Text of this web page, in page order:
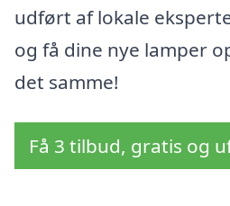
udført af lokale
og få dine nye lamper
det samme!
Få 3 tilbud, gratis og